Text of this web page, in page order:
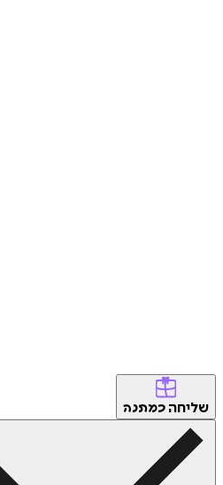
שליחה כמתנה